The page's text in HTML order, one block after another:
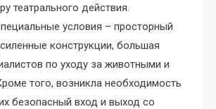
театрального действия.
условия – просторный
конструкции, большая
по уходу за животными и
того, возникла необходимость
безопасный вход и выход со